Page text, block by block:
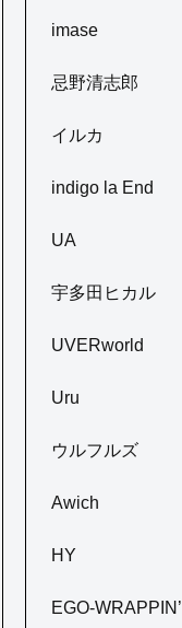
imase
忌野清志郎
イルカ
indigo la End
UA
宇多田ヒカル
UVERworld
Uru
ウルフルズ
Awich
HY
EGO-WRAPPIN’